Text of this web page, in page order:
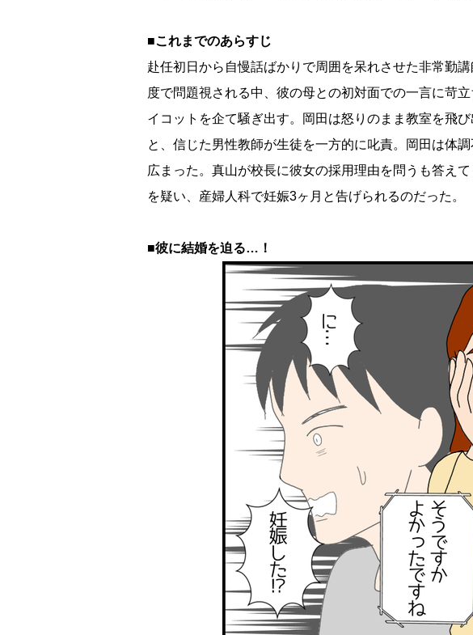
■これまでのあらすじ
赴任初日から自慢話ばかりで周囲を呆れさせた非常勤
度で問題視される中、彼の母との初対面での一言に苛
イコットを企て騒ぎ出す。岡田は怒りのまま教室を飛
と、信じた男性教師が生徒を一方的に叱責。岡田は体
広まった。真山が校長に彼女の採用理由を問うも答え
を疑い、産婦人科で妊娠3ヶ月と告げられるのだった。
■彼に結婚を迫る…！